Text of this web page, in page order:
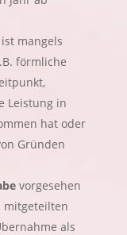
ist mangels
förmliche
Leistung in
hat oder
Gründen
vorgesehen
mitgeteilten
als